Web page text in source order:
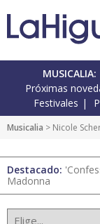
MUSICALIA:
Próximas
Festivales
Musicalia > Nicole
Destacado:
Madonna